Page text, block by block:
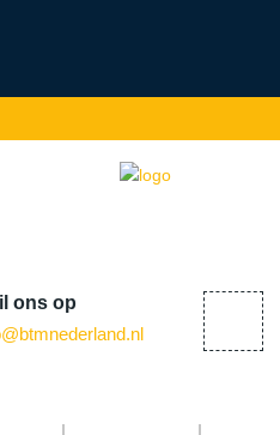
ons op
btmnederland.nl